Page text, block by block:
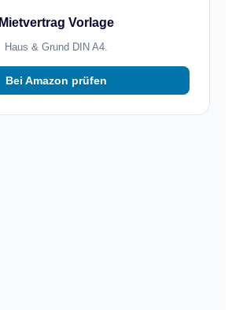
Mietvertrag Vorlage
Haus & Grund DIN A4.
Bei Amazon prüfen